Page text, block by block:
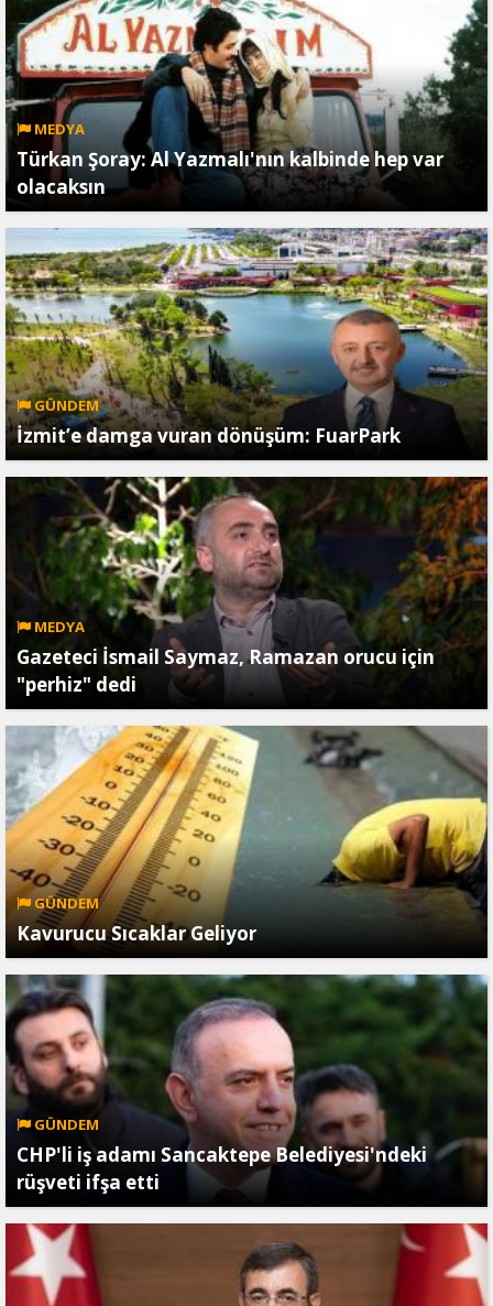
MEDYA
Türkan Şoray: Al Yazmalı'nın kalbinde hep var
olacaksın
GÜNDEM
İzmit’e damga vuran dönüşüm: FuarPark
MEDYA
Gazeteci İsmail Saymaz, Ramazan orucu için
"perhiz" dedi
GÜNDEM
Kavurucu Sıcaklar Geliyor
GÜNDEM
CHP'li iş adamı Sancaktepe Belediyesi'ndeki
rüşveti ifşa etti